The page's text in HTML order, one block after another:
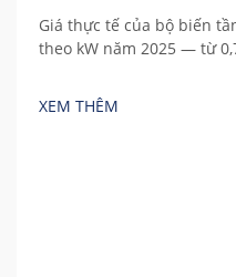
Giá thực tế của bộ biến
theo kW năm 2025 — từ
ẩn và tính toán tổng chi
XEM THÊM